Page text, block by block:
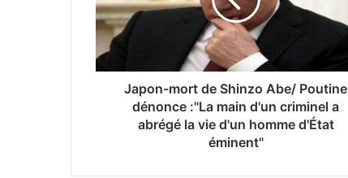
Japon-mort de Shinzo Abe/ Poutine
dénonce :"La main d'un criminel a
abrégé la vie d'un homme d'État
éminent"